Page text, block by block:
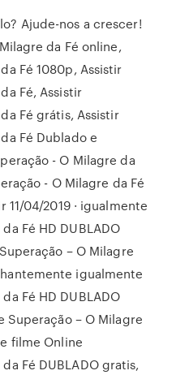
Ajude-nos a crescer!
da Fé online,
Fé 1080p, Assistir
Fé, Assistir
Fé grátis, Assistir
Fé Dublado e
- O Milagre da
- O Milagre da Fé
11/04/2019 · igualmente
Fé HD DUBLADO
– O Milagre
igualmente
Fé HD DUBLADO
Superação – O Milagre
filme Online
Fé DUBLADO gratis,